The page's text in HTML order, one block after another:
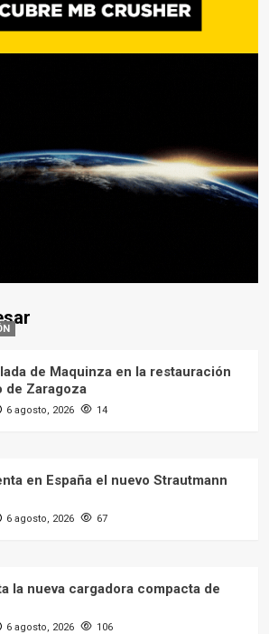
de Maquinza en la restauración
de Zaragoza
6 agosto, 2026 14
en España el nuevo Strautmann
6 agosto, 2026 67
la nueva cargadora compacta de
6 agosto, 2026 106